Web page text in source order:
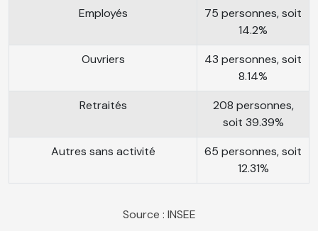
Employés
75 personnes, soit
14.2%
Ouvriers
43 personnes, soit
8.14%
Retraités
208 personnes,
soit 39.39%
Autres sans activité
65 personnes, soit
12.31%
Source : INSEE